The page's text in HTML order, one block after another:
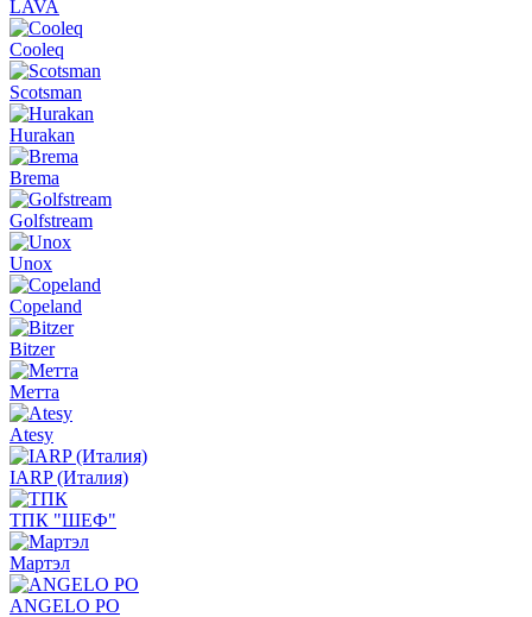
LAVA
Cooleq
Scotsman
Hurakan
Brema
Golfstream
Unox
Copeland
Bitzer
Метта
Atesy
IARP (Италия)
ТПК "ШЕФ"
Мартэл
ANGELO PO